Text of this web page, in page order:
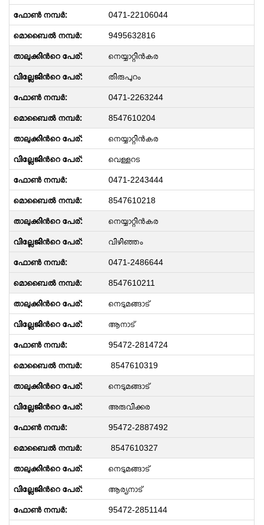
0471-22106044
9495632816
നെയ്യാറ്റിന്‍കര
തിരുപുറം
0471-2263244
8547610204
നെയ്യാറ്റിന്‍കര
വെള്ളറട
0471-2243444
8547610218
നെയ്യാറ്റിന്‍കര
വിഴിഞ്ഞം
0471-2486644
8547610211
നെടുമങ്ങാട്
ആനാട്
95472-2814724
8547610319
നെടുമങ്ങാട്
അരുവിക്കര
95472-2887492
8547610327
നെടുമങ്ങാട്
ആര്യനാട്
95472-2851144